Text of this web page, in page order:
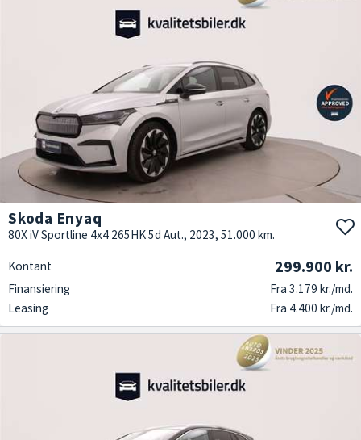
Skoda Enyaq
80X iV Sportline 4x4 265HK 5d Aut., 2023, 51.000 km.
Kontant 299.900 kr.
Finansiering
Fra 3.179 kr./md.
Leasing
Fra 4.400 kr./md.